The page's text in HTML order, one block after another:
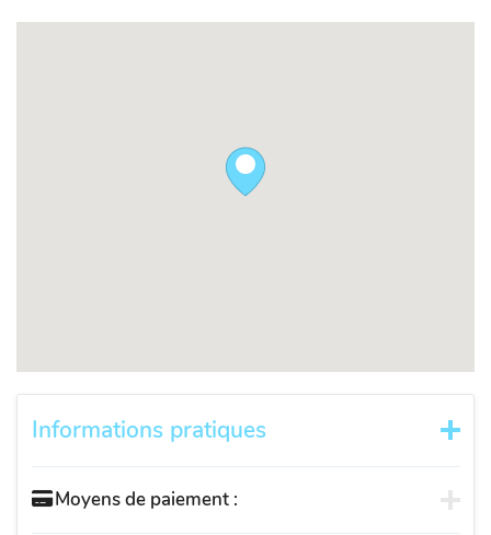
Informations pratiques
Moyens de paiement :